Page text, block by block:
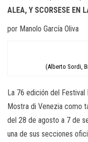
ALEA, Y SCORSESE EN
por Manolo García Oliva
(Alberto Sordi,
La 76 edición del Festival
Mostra di Venezia como
del 28 de agosto a 7 de
una de sus secciones